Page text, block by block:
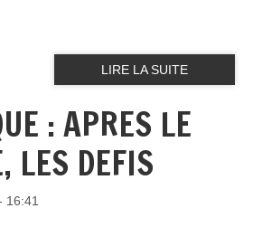
LIRE LA SUITE
: APRES LE
LES DEFIS
16:41